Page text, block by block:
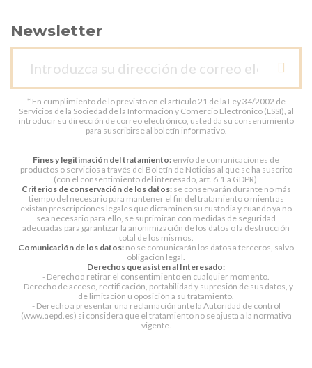
Newsletter
* En cumplimiento de lo previsto en el artículo 21 de la Ley 34/2002 de
Servicios de la Sociedad de la Información y Comercio Electrónico (LSSI), al
introducir su dirección de correo electrónico, usted da su consentimiento
para suscribirse al boletín informativo.
Fines y legitimación del tratamiento: envío de comunicaciones de
productos o servicios a través del Boletín de Noticias al que se ha suscrito
(con el consentimiento del interesado, art. 6.1.a GDPR).
Criterios de conservación de los datos:se conservarán durante no más
tiempo del necesario para mantener el fin del tratamiento o mientras
existan prescripciones legales que dictaminen su custodia y cuando ya no
sea necesario para ello, se suprimirán con medidas de seguridad
adecuadas para garantizar la anonimización de los datos o la destrucción
total de los mismos.
Comunicación de los datos: no se comunicarán los datos a terceros, salvo
obligación legal.
Derechos que asisten al Interesado:
- Derecho a retirar el consentimiento en cualquier momento.
- Derecho de acceso, rectificación, portabilidad y supresión de sus datos, y
de limitación u oposición a su tratamiento.
- Derecho a presentar una reclamación ante la Autoridad de control
(www.aepd.es) si considera que el tratamiento no se ajusta a la normativa
vigente.